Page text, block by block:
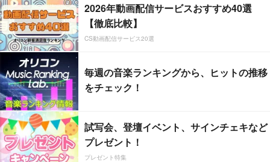
2026年動画配信サービスおすすめ40選
【徹底比較】
CS動画配信サービス20選
毎週の音楽ランキングから、ヒットの推移
をチェック！
試写会、登壇イベント、サインチェキなど
プレゼント！
プレゼント特集